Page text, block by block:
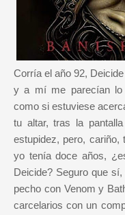
Corría el año 92,
y a mí me parecían lo
como si estuviese
tu altar, tras la
estupidez, pero, cariño,
yo tenía doce años,
Deicide? Seguro que
pecho con Venom y
carcelarios con un